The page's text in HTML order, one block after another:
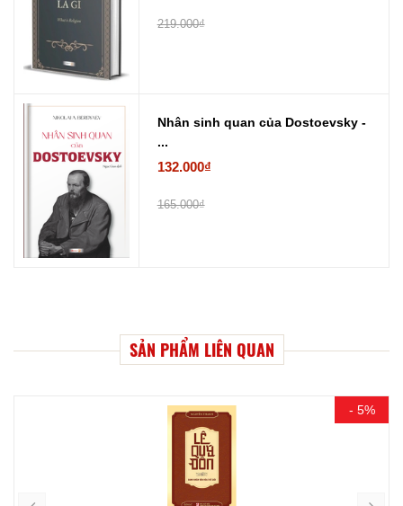
219.000₫
Nhân sinh quan của Dostoevsky -
...
132.000₫
165.000₫
SẢN PHẨM LIÊN QUAN
- 5%